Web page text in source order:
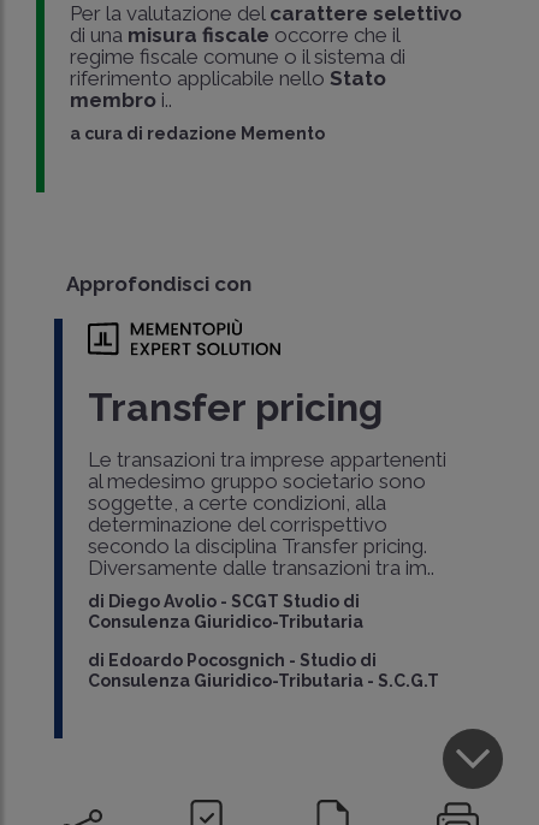
Per la valutazione del carattere selettivo
di una misura fiscale occorre che il
regime fiscale comune o il sistema di
riferimento applicabile nelloStato
membro i..
a cura di redazione Memento
Approfondisci con
Transfer pricing
Le transazioni tra imprese appartenenti
al medesimo gruppo societario sono
soggette, a certe condizioni, alla
determinazione del corrispettivo
secondo la disciplina Transfer pricing.
Diversamente dalle transazioni tra im..
di Diego Avolio - SCGT Studio di
Consulenza Giuridico-Tributaria
di Edoardo Pocosgnich - Studio di
Consulenza Giuridico-Tributaria - S.C.G.T